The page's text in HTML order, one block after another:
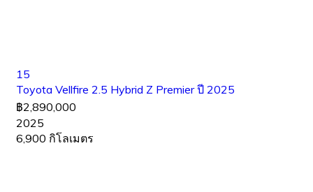
15
Toyota Vellfire 2.5 Hybrid Z Premier ปี 2025
฿2,890,000
2025
6,900 กิโลเมตร